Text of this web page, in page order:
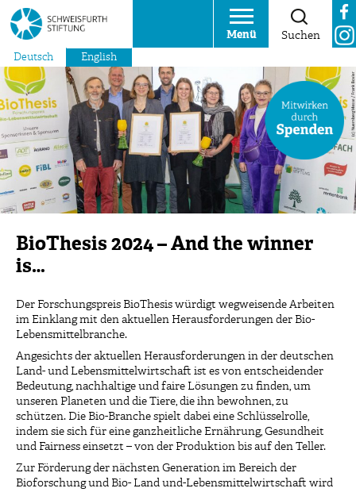
Menü Suchen
Deutsch English
BioThesis 2024 – And the winner
is…
Der Forschungspreis BioThesis würdigt wegweisende Arbeiten
im Einklang mit den aktuellen Herausforderungen der Bio-
Lebensmittelbranche.
Angesichts der aktuellen Herausforderungen in der deutschen
Land- und Lebensmittelwirtschaft ist es von entscheidender
Bedeutung, nachhaltige und faire Lösungen zu finden, um
unseren Planeten und die Tiere, die ihn bewohnen, zu
schützen. Die Bio-Branche spielt dabei eine Schlüsselrolle,
indem sie sich für eine ganzheitliche Ernährung, Gesundheit
und Fairness einsetzt – von der Produktion bis auf den Teller.
Zur Förderung der nächsten Generation im Bereich der
Bioforschung und Bio- Land und-Lebensmittelwirtschaft wird